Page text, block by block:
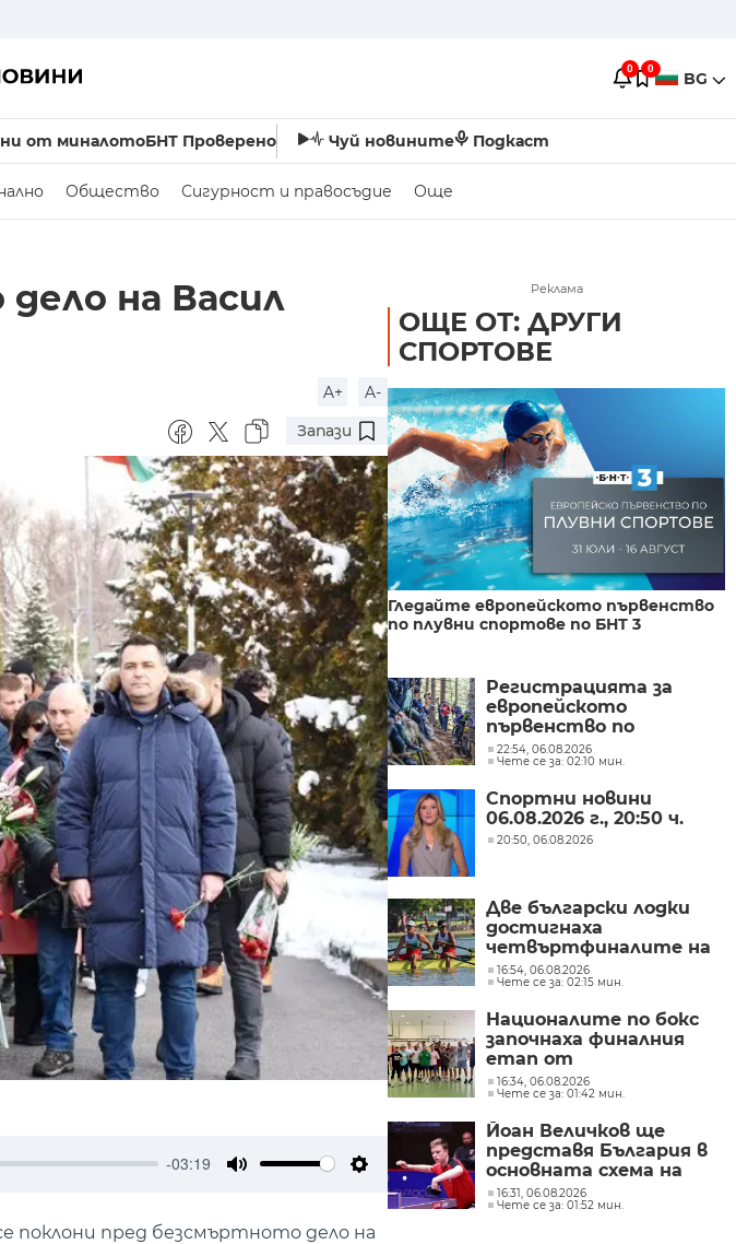
0 0 BG
от миналотоБНТ Проверено Чуй новините Подкаст
Общество Сигурност и правосъдие Още
на Васил
A+
A-
Запази
-03:19
Settings
поклони пред безсмъртното дело на
Реклама
ОЩЕ ОТ: ДРУГИ
СПОРТОВЕ
Гледайте европейското първенство
по плувни спортове по БНТ 3
Регистрацията за
европейското
първенство по
спускане на Витоша
приключи
22:54, 06.08.2026
Чете се за: 02:10 мин.
Спортни новини
06.08.2026 г., 20:50 ч.
20:50, 06.08.2026
Две български лодки
достигнаха
четвъртфиналите на
световното
първенство по гребане
16:54, 06.08.2026
Чете се за: 02:15 мин.
Националите по бокс
започнаха финалния
етап от
подготовката за
европейското
първенство в София
16:34, 06.08.2026
Чете се за: 01:42 мин.
Йоан Величков ще
представя България в
основната схема на
WTT Contender
Panagyurishte 2026
16:31, 06.08.2026
Чете се за: 01:52 мин.